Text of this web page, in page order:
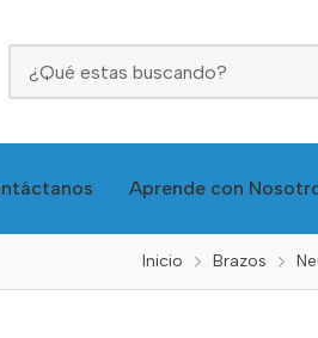
Aprende con
Inicio Brazos